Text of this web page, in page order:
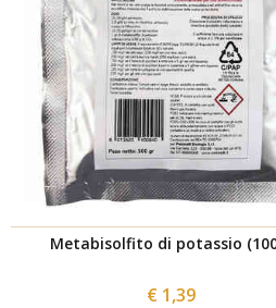
Metabisolfito di potassio
€ 1,39